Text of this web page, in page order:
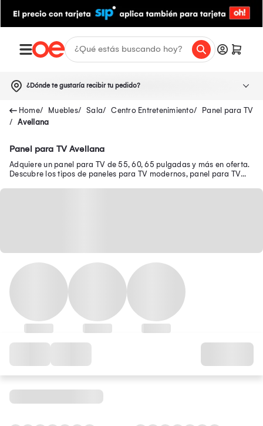
¿Dónde te gustaría recibir tu pedido?
Muebles Sala Centro Entretenimiento
Panel para TV
Avellana
Panel para TV Avellana
Adquiere un panel para TV de 55, 60, 65 pulgadas y más en oferta.
Descubre los tipos de paneles para TV modernos, panel para TV